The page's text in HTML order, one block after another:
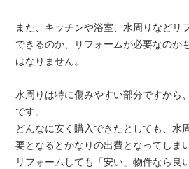
また、キッチンや浴室、水周りなどリ
できるのか、リフォームが必要なのか
はなりません。
水周りは特に傷みやすい部分ですから
です。
どんなに安く購入できたとしても、水
要となるとかなりの出費となってしま
リフォームしても「安い」物件なら良